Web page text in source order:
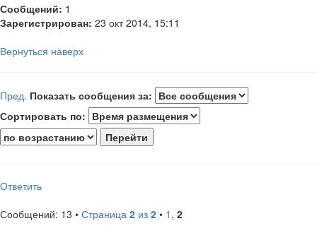
Сообщений: 1
Зарегистрирован: 23 окт 2014, 15:11
Вернуться наверх
Пред. Показать сообщения за:
Сортировать по:
Ответить
Сообщений: 13 • Страница 2 из 2 • 1 , 2